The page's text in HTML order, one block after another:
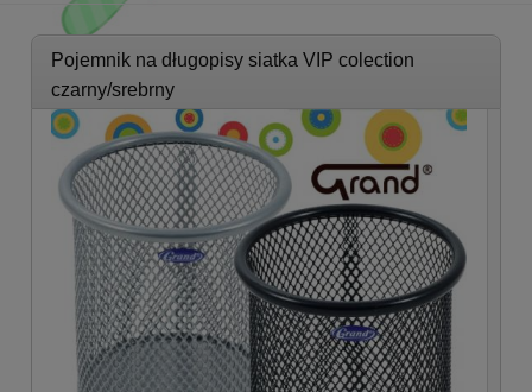
Pojemnik na długopisy siatka VIP colection
czarny/srebrny